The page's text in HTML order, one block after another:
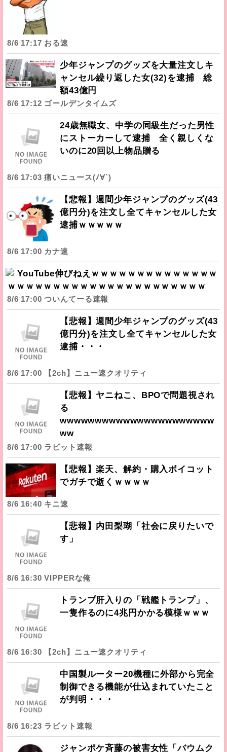
8/6 17:17 おる速
少年ジャンプのグッズを大量注文しキ
ャンセル繰り返した女(32)を逮捕 総
額43億円
8/6 17:12 ゴールデンタイムズ
24歳無職女、中学の同級生だった男性
にストーカーして逮捕 全く親しくな
いのに20回以上物品贈る
8/6 17:03 痛いニュース(ﾉ∀`)
【悲報】週間少年ジャンプのグッズ(43
億円分)を注文し全てキャンセルした女
逮捕ｗｗｗｗｗ
8/6 17:00 カナ速
YouTube伸びねえｗｗｗｗｗｗｗｗｗｗｗｗｗｗ
ｗｗｗｗｗｗｗｗｗｗｗｗｗｗｗｗｗｗｗｗｗｗ
8/6 17:00 ついんてーる速報
【悲報】週間少年ジャンプのグッズ(43
億円分)を注文し全てキャンセルした女
逮捕・・・
8/6 17:00 【2ch】ニュー速クオリティ
【悲報】ヤニねこ、BPOで問題視され
る
wwwwwwwwwwwwwwwwwwwwww
ww
8/6 17:00 ラビット速報
【悲報】楽天、解約・購入ボイコット
でガチで逝くｗｗｗｗ
8/6 16:40 キニ速
【悲報】内田梨瑚「社会に戻りたいで
す」
8/6 16:30 VIPPERな俺
トランプ肝入りの「戦艦トランプ」、
一隻作るのに4兆円かかる模様ｗｗｗ
8/6 16:30 【2ch】ニュー速クオリティ
中国製ルーター20機種に外部から完全
制御できる機能が仕込まれていたこと
が判明・・・
8/6 16:23 ラビット速報
ジャンポケ斉藤の被害女性「バウムク